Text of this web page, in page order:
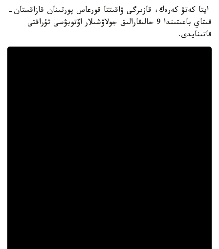
ايتا كەتۋ كەرەك، قازىرگى ۋاقىتتا قورعاس پورتىنان قازاقستان-
قىتاي باعىتىندا 9 حالىقارالىق جولاۋشىلار اۆتوبۋسى تۇراقتى
قاتىنايدى.